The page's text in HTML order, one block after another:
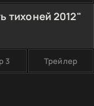
тихоней 2012"
3 Трейлер